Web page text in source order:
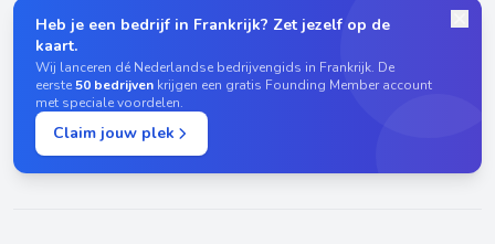
Heb je een bedrijf in Frankrijk? Zet jezelf op de
kaart.
Wij lanceren dé Nederlandse bedrijvengids in Frankrijk. De
eerste50 bedrijven krijgen een gratis Founding Member account
met speciale voordelen.
Claim jouw plek